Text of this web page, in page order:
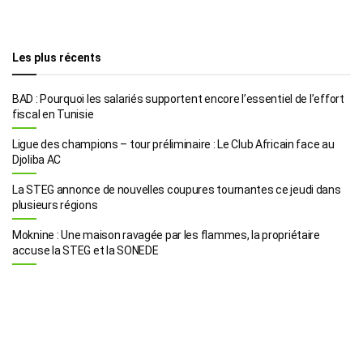
Les plus récents
BAD : Pourquoi les salariés supportent encore l’essentiel de l’effort
fiscal en Tunisie
Ligue des champions – tour préliminaire : Le Club Africain face au
Djoliba AC
La STEG annonce de nouvelles coupures tournantes ce jeudi dans
plusieurs régions
Moknine : Une maison ravagée par les flammes, la propriétaire
accuse la STEG et la SONEDE